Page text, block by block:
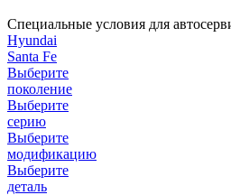
Специальные условия для
Hyundai
Santa Fe
Выберите
поколение
Выберите
серию
Выберите
модификацию
Выберите
деталь